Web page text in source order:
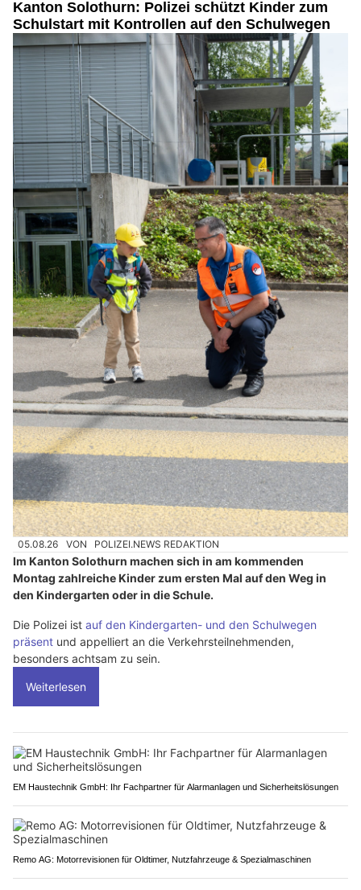
Kanton Solothurn: Polizei schützt Kinder zum
Schulstart mit Kontrollen auf den Schulwegen
05.08.26 VON POLIZEI.NEWS REDAKTION
Im Kanton Solothurn machen sich in am kommenden
Montag zahlreiche Kinder zum ersten Mal auf den Weg in
den Kindergarten oder in die Schule.
Die Polizei ist auf den Kindergarten- und den Schulwegen
präsent und appelliert an die Verkehrsteilnehmenden,
besonders achtsam zu sein.
Weiterlesen
EM Haustechnik GmbH: Ihr Fachpartner für Alarmanlagen und Sicherheitslösungen
Remo AG: Motorrevisionen für Oldtimer, Nutzfahrzeuge & Spezialmaschinen